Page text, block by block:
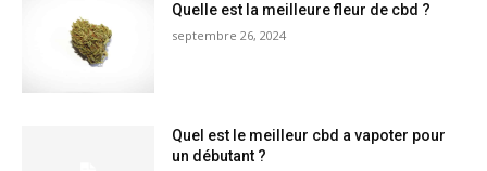
Quelle est la meilleure fleur de cbd ?
septembre 26, 2024
Quel est le meilleur cbd a vapoter pour
un débutant ?